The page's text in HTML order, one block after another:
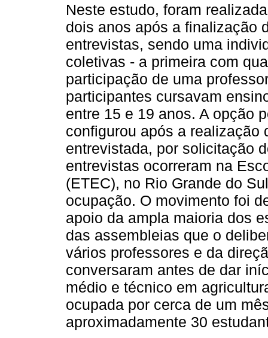
Neste estudo, foram
dois anos após a finalização
entrevistas, sendo uma
coletivas - a primeira com
participação de uma
participantes cursavam
entre 15 e 19 anos. A opção
configurou após a realização
entrevistada, por solicitação
entrevistas ocorreram na
(ETEC), no Rio Grande do
ocupação. O movimento foi
apoio da ampla maioria dos
das assembleias que o
vários professores e da
conversaram antes de dar
médio e técnico em
ocupada por cerca de um
aproximadamente 30